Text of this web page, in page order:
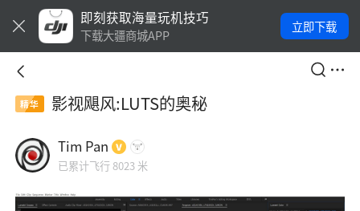
即刻获取海量玩机技巧
下载大疆商城APP
立即下载
精华 影视飓风:LUTS的奥秘
Tim Pan
已累计飞行 8023 米